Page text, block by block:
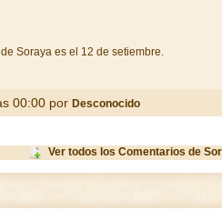
Soraya es el 12 de setiembre.
00:00 por Desconocido
Ver todos los Comentarios de